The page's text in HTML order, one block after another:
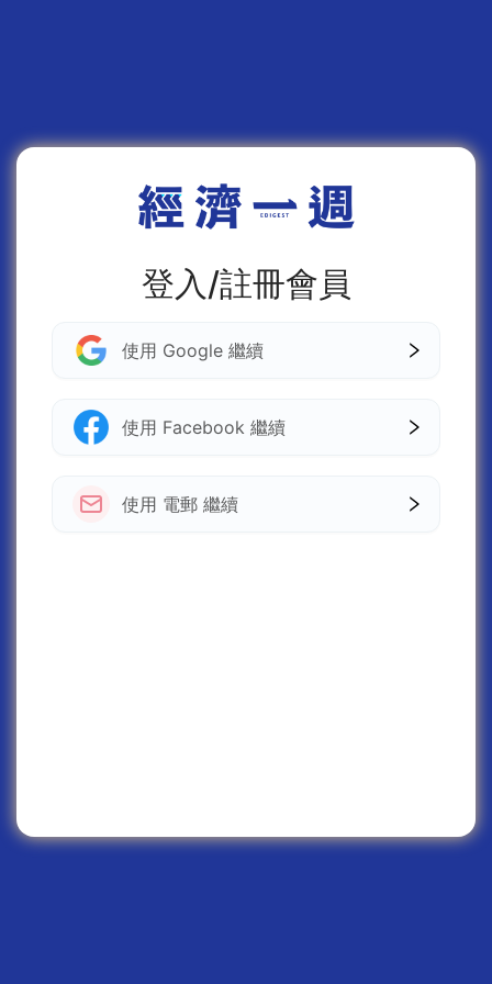
登入/註冊會員
使用 Google 繼續
使用 Facebook 繼續
使用 電郵 繼續